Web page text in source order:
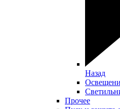
Назад
Прочее